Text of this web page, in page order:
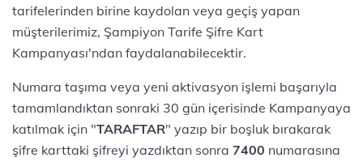
tarifelerinden birine kaydolan veya geçiş yapan
müşterilerimiz, Şampiyon Tarife Şifre Kart
Kampanyası'ndan faydalanabilecektir.
Numara taşıma veya yeni aktivasyon işlemi başarıyla
tamamlandıktan sonraki 30 gün içerisinde Kampanyaya
katılmak için "TARAFTAR" yazıp bir boşluk bırakarak
şifre karttaki şifreyi yazdıktan sonra 7400 numarasına